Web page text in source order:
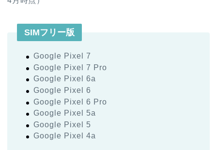
SIMフリー版
Google Pixel 7
Google Pixel 7 Pro
Google Pixel 6a
Google Pixel 6
Google Pixel 6 Pro
Google Pixel 5a
Google Pixel 5
Google Pixel 4a